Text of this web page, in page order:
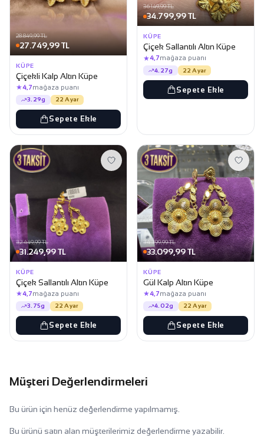
28.849,99 TL
27.749,99 TL
KÜPE
Çiçekli Kalp Altın Küpe
★4,7mağaza puanı
3.29g 22 Ayar
Sepete Ekle
36.149,99 TL
34.799,99 TL
KÜPE
Çiçek Sallantılı Altın Küpe
★4,7mağaza puanı
4.27g 22 Ayar
Sepete Ekle
32.449,99 TL
31.249,99 TL
KÜPE
Çiçek Sallantılı Altın Küpe
★4,7mağaza puanı
3.75g 22 Ayar
Sepete Ekle
34.399,99 TL
33.099,99 TL
KÜPE
Gül Kalp Altın Küpe
★4,7mağaza puanı
4.02g 22 Ayar
Sepete Ekle
Müşteri Değerlendirmeleri
Bu ürün için henüz değerlendirme yapılmamış.
Bu ürünü satın alan müşterilerimiz değerlendirme yazabilir.